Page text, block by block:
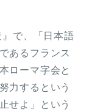
で、「日本語
あるフランス
ローマ字会と
力するという
せよ」という